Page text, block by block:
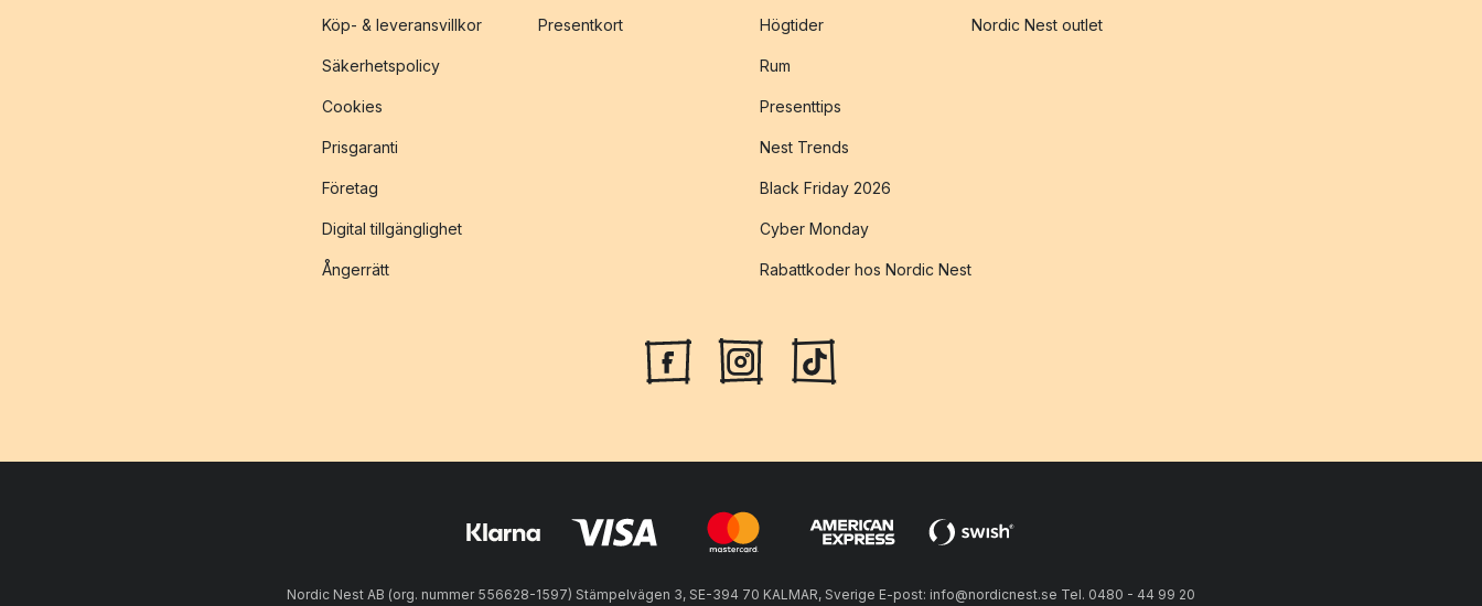
Köp- & leveransvillkor
Säkerhetspolicy
Cookies
Prisgaranti
Företag
Digital tillgänglighet
Ångerrätt
Presentkort Högtider
Rum
Presenttips
Nest Trends
Black Friday 2026
Cyber Monday
Rabattkoder hos Nordic Nest
Nordic Nest outlet
Nordic Nest AB (org. nummer 556628-1597) Stämpelvägen 3, SE-394 70 KALMAR, Sverige E-post: info@nordicnest.se Tel. 0480 - 44 99 20